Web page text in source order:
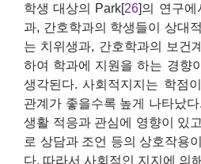
학생 대상의 Park[26]의 연구에
과, 간호학과의 학생들이 상대
는 치위생과, 간호학과의 보건
하여 학과에 지원을 하는 경향
생각된다. 사회적지지는 학점
관계가 좋을수록 높게 나타났
생활 적응과 관심에 영향이 있
로 상담과 조언 등의 상호작용
다. 따라서 사회적인 지지에 의